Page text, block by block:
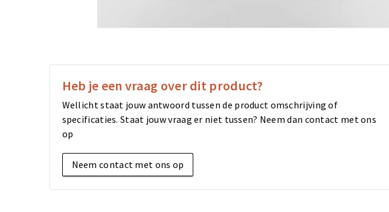
Heb je een vraag over dit product?
Wellicht staat jouw antwoord tussen de product omschrijving of
specificaties. Staat jouw vraag er niet tussen? Neem dan contact met ons
op
Neem contact met ons op